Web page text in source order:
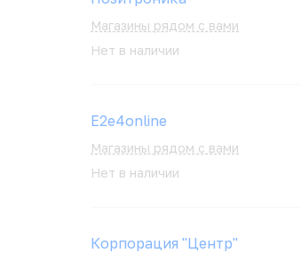
Магазины рядом с вами
Нет в наличии
E2e4online
Магазины рядом с вами
Нет в наличии
Корпорация "Центр"